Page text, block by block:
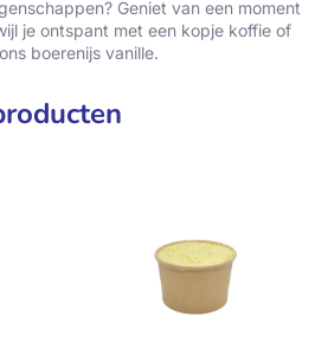
Geniet van een moment
je ontspant met een kopje koffie of
boerenijs vanille.